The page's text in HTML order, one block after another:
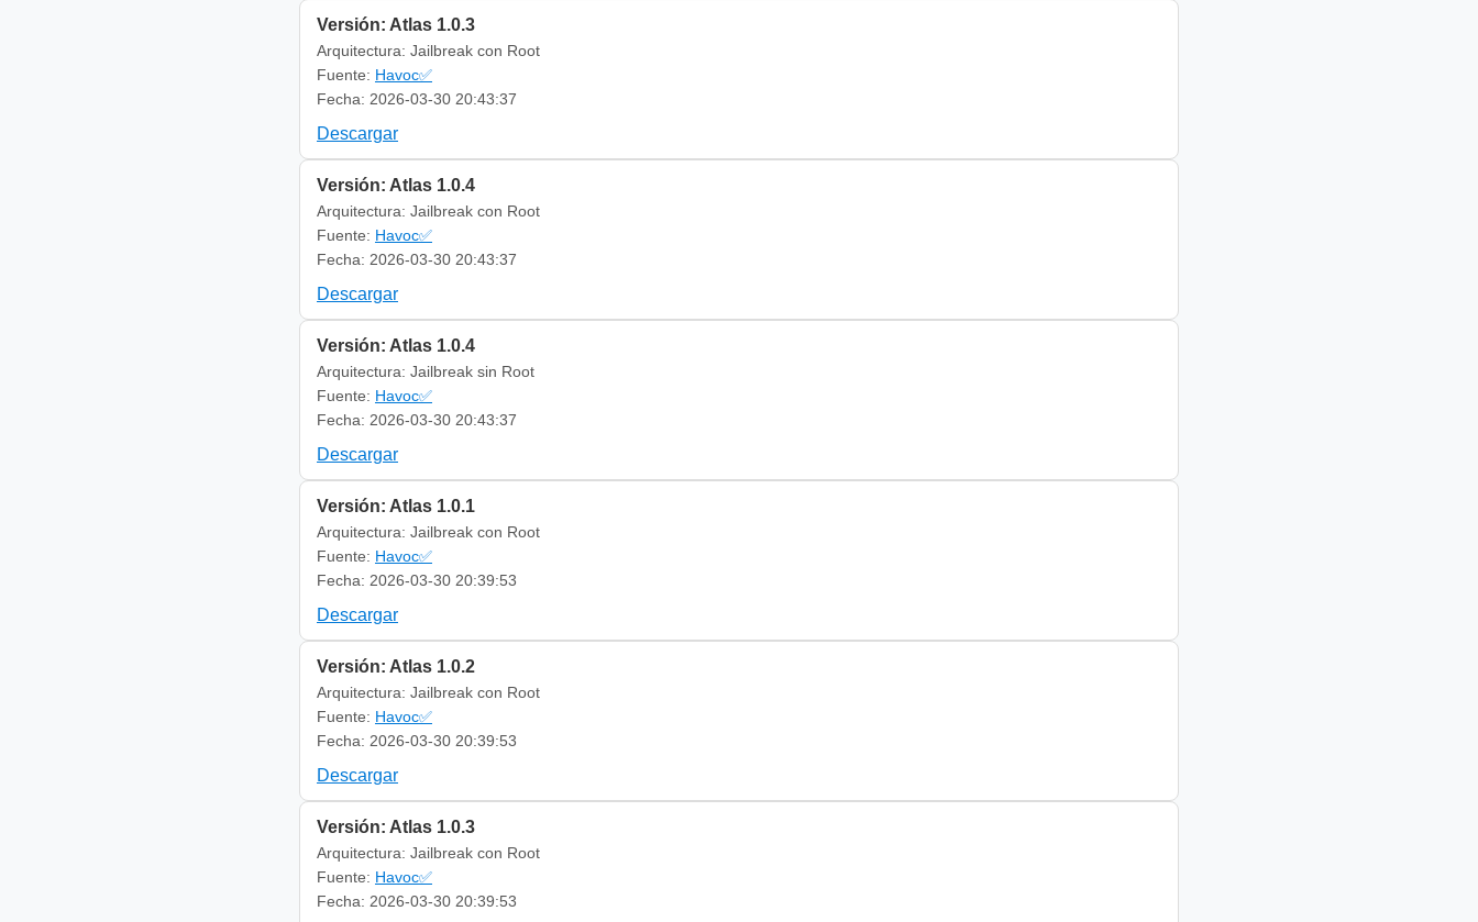
Versión: Atlas 1.0.3
Arquitectura: Jailbreak con Root
Fuente: Havoc✅
Fecha: 2026-03-30 20:43:37
Descargar
Versión: Atlas 1.0.4
Arquitectura: Jailbreak con Root
Fuente: Havoc✅
Fecha: 2026-03-30 20:43:37
Descargar
Versión: Atlas 1.0.4
Arquitectura: Jailbreak sin Root
Fuente: Havoc✅
Fecha: 2026-03-30 20:43:37
Descargar
Versión: Atlas 1.0.1
Arquitectura: Jailbreak con Root
Fuente: Havoc✅
Fecha: 2026-03-30 20:39:53
Descargar
Versión: Atlas 1.0.2
Arquitectura: Jailbreak con Root
Fuente: Havoc✅
Fecha: 2026-03-30 20:39:53
Descargar
Versión: Atlas 1.0.3
Arquitectura: Jailbreak con Root
Fuente: Havoc✅
Fecha: 2026-03-30 20:39:53